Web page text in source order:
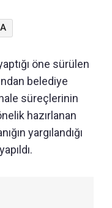
öne sürülen
belediye
süreçlerinin
hazırlanan
yargılandığı